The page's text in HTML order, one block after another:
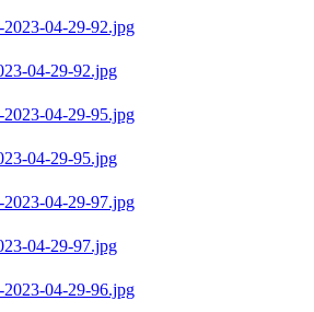
04-29-92.jpg
04-29-95.jpg
04-29-97.jpg